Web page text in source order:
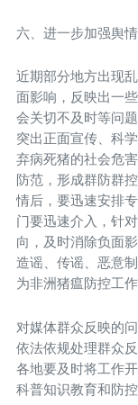
六、进一步加强舆
近期部分地方出现
面影响，反映出一
会关切不及时等问
突出正面宣传、科
弃病死猪的社会危
防范，形成群防群
情后，要迅速安排
门要迅速介入，针
向，及时消除负面
造谣、传谣、恶意
为非洲猪瘟防控工
对媒体群众反映的
依法依规处理群众
各地要及时将工作
科普知识教育和防